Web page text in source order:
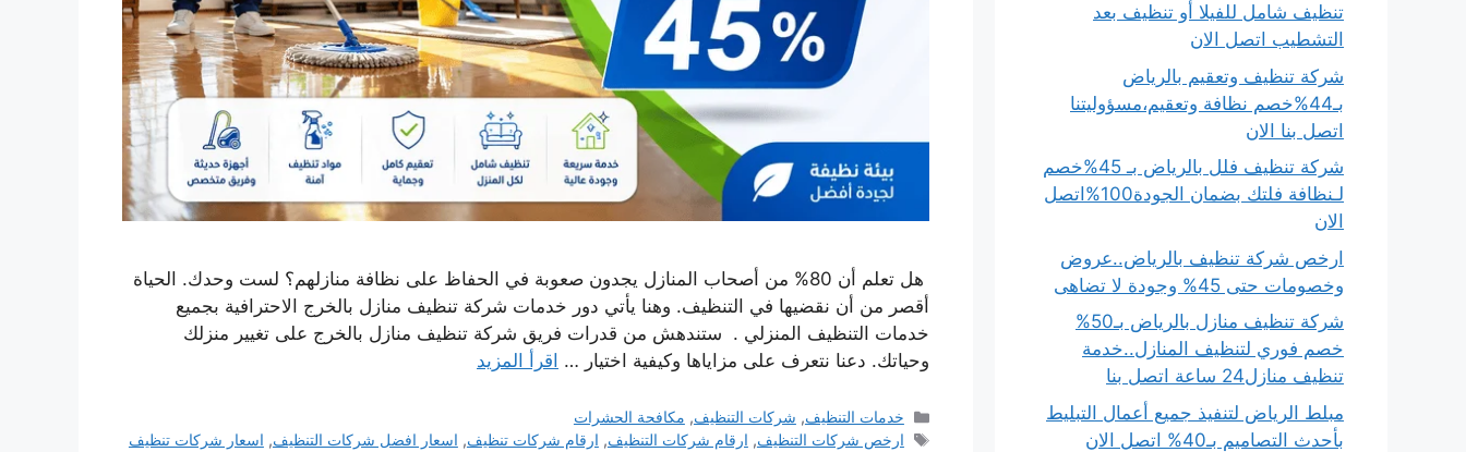
هل تعلم أن 80% من أصحاب المنازل يجدون صعوبة في الحفاظ على نظافة منازلهم؟ لست وحدك. الحياة
أقصر من أن نقضيها في التنظيف. وهنا يأتي دور خدمات شركة تنظيف منازل بالخرج الاحترافية بجميع
خدمات التنظيف المنزلي . ستندهش من قدرات فريق شركة تنظيف منازل بالخرج على تغيير منزلك
وحياتك. دعنا نتعرف على مزاياها وكيفية اختيار … اقرأ المزيد
التصنيفات
خدمات التنظيف, شركات التنظيف, مكافحة الحشرات
الوسوم
ارخص شركات التنظيف, ارقام شركات التنظيف, ارقام شركات تنظيف, اسعار افضل شركات التنظيف, اسعار شركات تنظيف
تنظيف شامل للفيلا أو تنظيف بعد
التشطيب اتصل الان
شركة تنظيف وتعقيم بالرياض
بـ44%خصم نظافة وتعقيم،مسؤوليتنا
اتصل بنا الان
شركة تنظيف فلل بالرياض بـ 45%خصم
لـنظافة فلتك بضمان الجودة100%اتصل
الان
ارخص شركة تنظيف بالرياض..عروض
وخصومات حتى 45% وجودة لا تضاهى
شركة تنظيف منازل بالرياض بـ50%
خصم فوري لتنظيف المنازل..خدمة
تنظيف منازل24 ساعة اتصل بنا
مبلط الرياض لتنفيذ جميع أعمال التبليط
بأحدث التصاميم بـ40% اتصل الان